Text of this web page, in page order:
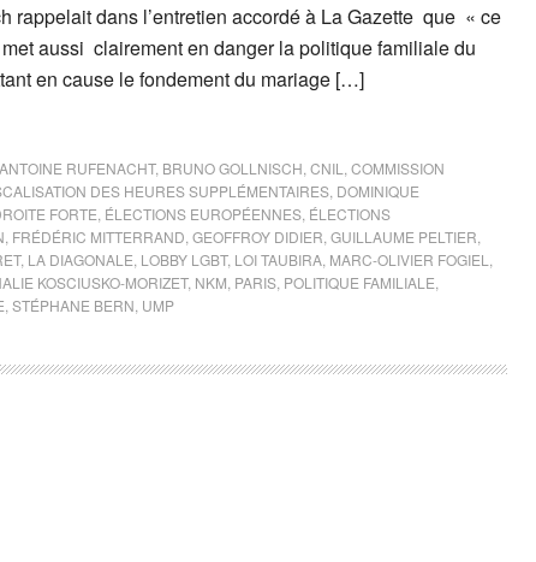
rappelait dans l’entretien accordé à La Gazette que « ce
aussi clairement en danger la politique familiale du
en cause le fondement du mariage […]
ANTOINE RUFENACHT, BRUNO GOLLNISCH CNIL
COMMISSION
DES HEURES SUPPLÉMENTAIRES DOMINIQUE
FORTE ÉLECTIONS EUROPÉENNES ÉLECTIONS
FRÉDÉRIC MITTERRAND GEOFFROY DIDIER GUILLAUME PELTIER
, LA DIAGONALE LOBBY LGBT, LOI TAUBIRA MARC-OLIVIER FOGIEL
KOSCIUSKO-MORIZET, NKM PARIS POLITIQUE FAMILIALE
STÉPHANE BERN UMP